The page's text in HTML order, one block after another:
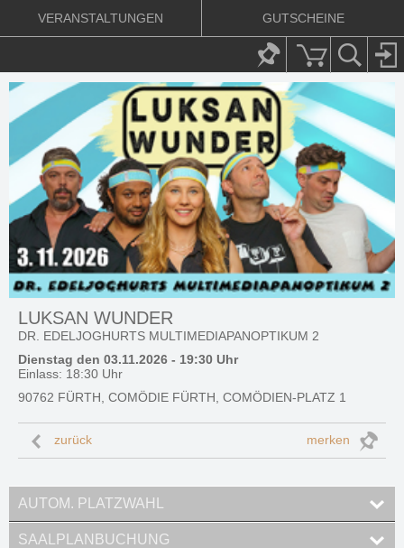
VERANSTALTUNGEN GUTSCHEINE
LUKSAN WUNDER
DR. EDELJOGHURTS MULTIMEDIAPANOPTIKUM 2
Dienstag den 03.11.2026 - 19:30 Uhr
Einlass: 18:30 Uhr
90762 FÜRTH, COMÖDIE FÜRTH, COMÖDIEN-PLATZ 1
zurück merken
AUTOM. PLATZWAHL
SAALPLANBUCHUNG